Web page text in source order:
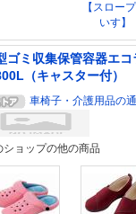
【スロー
いす】
ゴミ収集保管容器エ
（キャスター付）
車椅子・介護用品の
ショップの他の商品